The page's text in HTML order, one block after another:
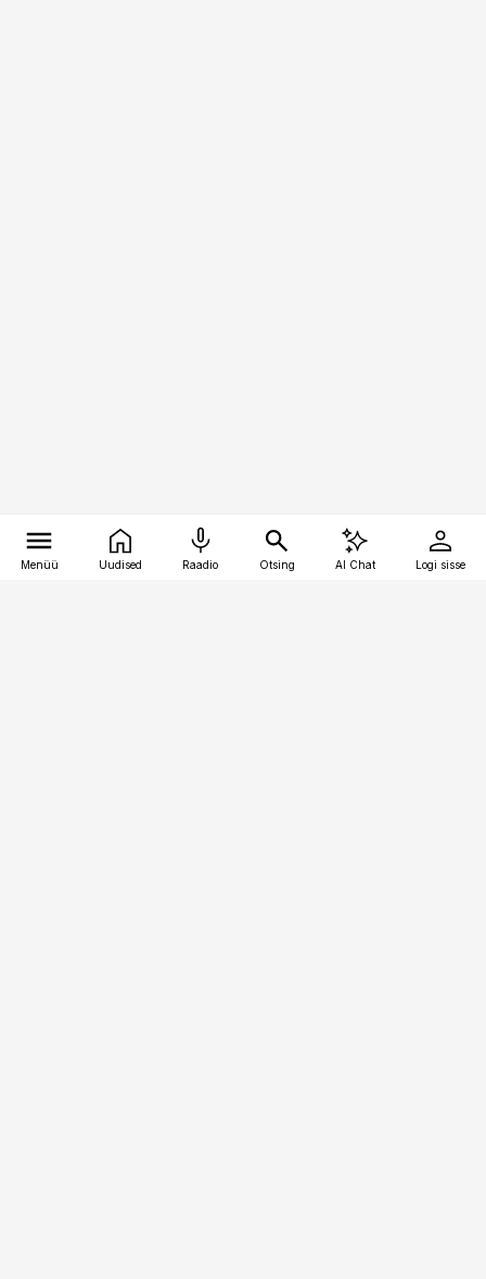
Menüü Uudised Raadio Otsing AI Chat Logi sisse